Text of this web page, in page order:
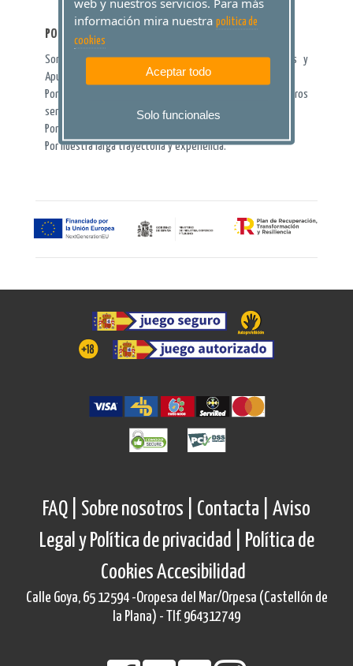
POR QUÉ JUGAR CON NOSOTROS
Somos una agencia oficial de ventas de LAE (Loterías y
Apuestas del Estado).
Porque NO cobramos gastos ni comisiones por nuestros
servicios.
Porque es una Web completamente segura.
Por nuestra larga trayectoría y experiencia.
FAQ | Sobre nosotros | Contacta |
Aviso
Legal y Política de privacidad |
Política de
CookiesAccesibilidad
Calle Goya, 65 12594 -Oropesa del Mar/Orpesa (Castellón de
la Plana) - Tlf. 964312749
información mira nuestra politica de
cookies
Aceptar todo
Solo funcionales